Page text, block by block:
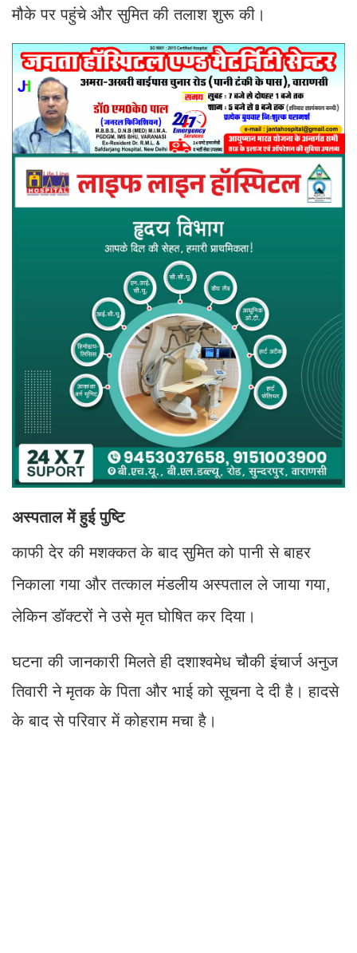
मौके पर पहुंचे और सुमित की तलाश शुरू की।
अस्पताल में हुई पुष्टि
काफी देर की मशक्कत के बाद सुमित को पानी से बाहर
निकाला गया और तत्काल मंडलीय अस्पताल ले जाया गया,
लेकिन डॉक्टरों ने उसे मृत घोषित कर दिया।
घटना की जानकारी मिलते ही दशाश्वमेध चौकी इंचार्ज अनुज
तिवारी ने मृतक के पिता और भाई को सूचना दे दी है। हादसे
के बाद से परिवार में कोहराम मचा है।